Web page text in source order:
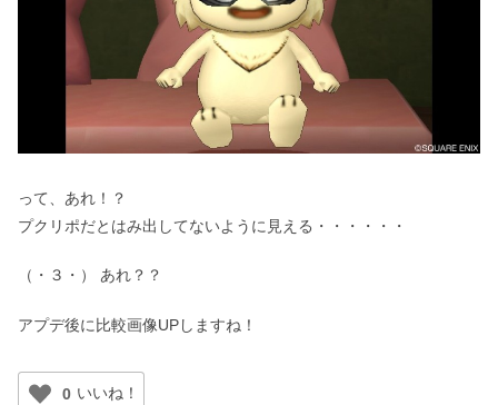
って、あれ！？
プクリポだとはみ出してないように見える・・・・・・
（・３・） あれ？？
アプデ後に比較画像UPしますね！
0